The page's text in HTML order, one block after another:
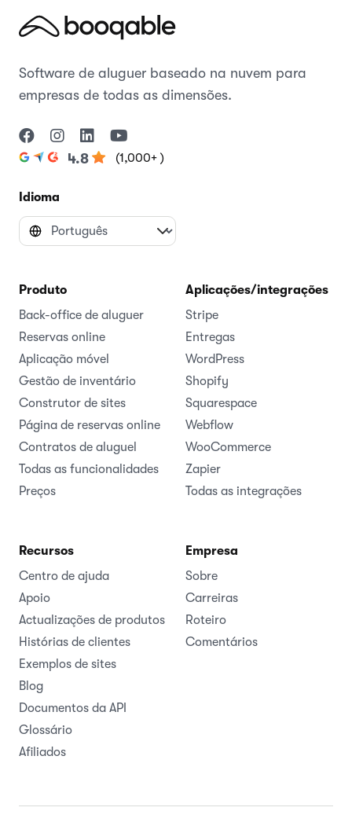
Software de aluguer baseado na nuvem para
empresas de todas as dimensões.
4.8 (1,000+ )
Idioma
Produto
Back-office de aluguer
Reservas online
Aplicação móvel
Gestão de inventário
Construtor de sites
Página de reservas online
Contratos de aluguel
Todas as funcionalidades
Preços
Aplicações/integrações
Stripe
Entregas
WordPress
Shopify
Squarespace
Webflow
WooCommerce
Zapier
Todas as integrações
Recursos
Centro de ajuda
Apoio
Actualizações de produtos
Histórias de clientes
Exemplos de sites
Blog
Documentos da API
Glossário
Afiliados
Empresa
Sobre
Carreiras
Roteiro
Comentários